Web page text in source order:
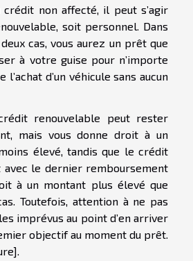
crédit non affecté, il peut s’agir
soit personnel. Dans
deux cas, vous aurez un prêt que
à votre guise pour n’importe
d’un véhicule sans aucun
renouvelable peut rester
mais vous donne droit à un
élevé, tandis que le crédit
avec le dernier remboursement
à un montant plus élevé que
Toutefois, attention à ne pas
imprévus au point d’en arriver
objectif au moment du prêt.